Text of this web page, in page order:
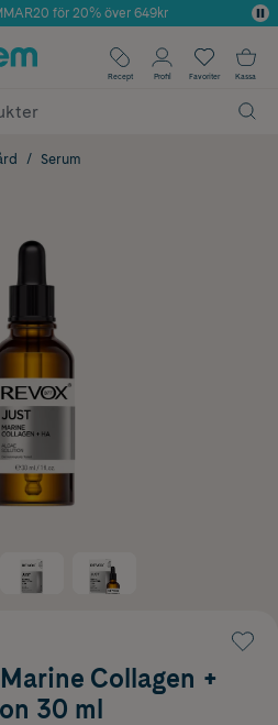
2025 inom Skönhet
för 20% över 649kr
✓ Fri frakt
på alla köp*
Recept Profil Favoriter Kassa
Serum
Collagen +
30 ml